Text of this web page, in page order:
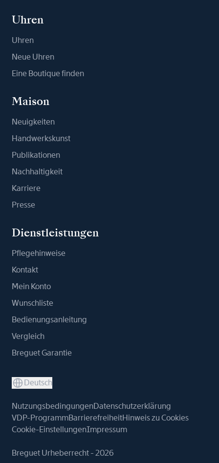
Uhren
Uhren
Neue Uhren
Eine Boutique finden
Maison
Neuigkeiten
Handwerkskunst
Publikationen
Nachhaltigkeit
Karriere
Presse
Dienstleistungen
Pflegehinweise
Kontakt
Mein Konto
Wunschliste
Bedienungsanleitung
Vergleich
Breguet Garantie
Deutsch
NutzungsbedingungenDatenschutzerklärung
VDP-ProgrammBarrierefreiheitHinweis zu Cookies
Cookie-EinstellungenImpressum
Breguet Urheberrecht - 2026